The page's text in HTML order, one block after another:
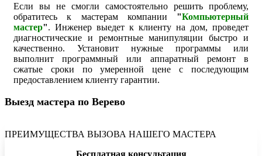
Если вы не смогли самостоятельно решить проблему,
обратитесь к мастерам компании "Компьютерный
мастер". Инженер выедет к клиенту на дом, проведет
диагностические и ремонтные манипуляции быстро и
качественно. Установит нужные программы или
выполнит программный или аппаратный ремонт в
сжатые сроки по умеренной цене с последующим
предоставлением клиенту гарантии.
Выезд мастера по Верево
ПРЕИМУЩЕСТВА ВЫЗОВА НАШЕГО МАСТЕРА
Бесплатная консультация